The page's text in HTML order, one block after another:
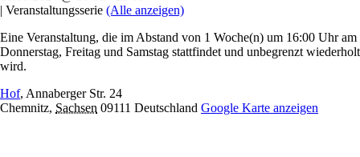
| Veranstaltungsserie (Alle anzeigen)
Eine Veranstaltung, die im Abstand von 1 Woche(n) um 16:00 Uhr am
Donnerstag, Freitag und Samstag stattfindet und unbegrenzt wiederholt
wird.
Hof, Annaberger Str. 24
Chemnitz, Sachsen 09111 Deutschland Google Karte anzeigen